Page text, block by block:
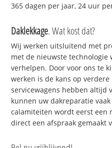
365 dagen per jaar, 24 uur
Daklekkage. Wat kost dat?
Wij werken uitsluitend met
met de nieuwste technologie
verhelpen. Door voor ons te
werken is de kans op
servicewagens hebben altijd
kunnen uw dakreparatie
calamiteiten wordt eerst een
direct een afspraak gemaakt